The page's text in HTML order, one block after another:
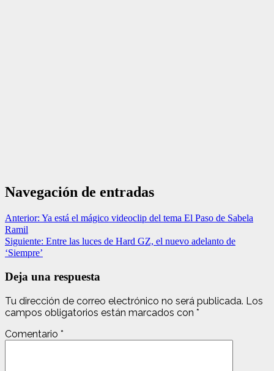
Navegación de entradas
Anterior: Ya está el mágico videoclip del tema El Paso de Sabela
Ramil
Siguiente: Entre las luces de Hard GZ, el nuevo adelanto de
‘Siempre’
Deja una respuesta
Tu dirección de correo electrónico no será publicada. Los
campos obligatorios están marcados con *
Comentario *